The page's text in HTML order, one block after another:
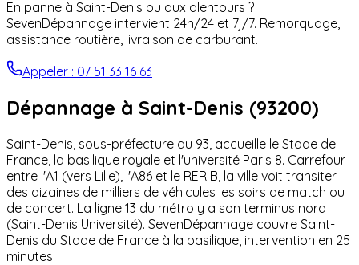
En panne à Saint-Denis ou aux alentours ?
SevenDépannage intervient 24h/24 et 7j/7. Remorquage,
assistance routière, livraison de carburant.
Appeler : 07 51 33 16 63
Dépannage à Saint-Denis (93200)
Saint-Denis, sous-préfecture du 93, accueille le Stade de
France, la basilique royale et l'université Paris 8. Carrefour
entre l'A1 (vers Lille), l'A86 et le RER B, la ville voit transiter
des dizaines de milliers de véhicules les soirs de match ou
de concert. La ligne 13 du métro y a son terminus nord
(Saint-Denis Université). SevenDépannage couvre Saint-
Denis du Stade de France à la basilique, intervention en 25
minutes.